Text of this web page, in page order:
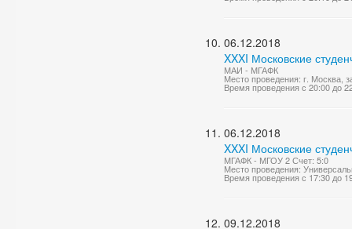
06.12.2018
XXXI Московские
МАИ - МГАФК
Место проведения: г. Москва,
Время проведения с 20:00 до
06.12.2018
XXXI Московские
МГАФК - МГОУ 2 Счет: 5:0
Место проведения:
Время проведения с 17:30 до
09.12.2018